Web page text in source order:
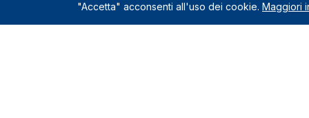
"Accetta" acconsenti all'uso dei cookie. Maggiori